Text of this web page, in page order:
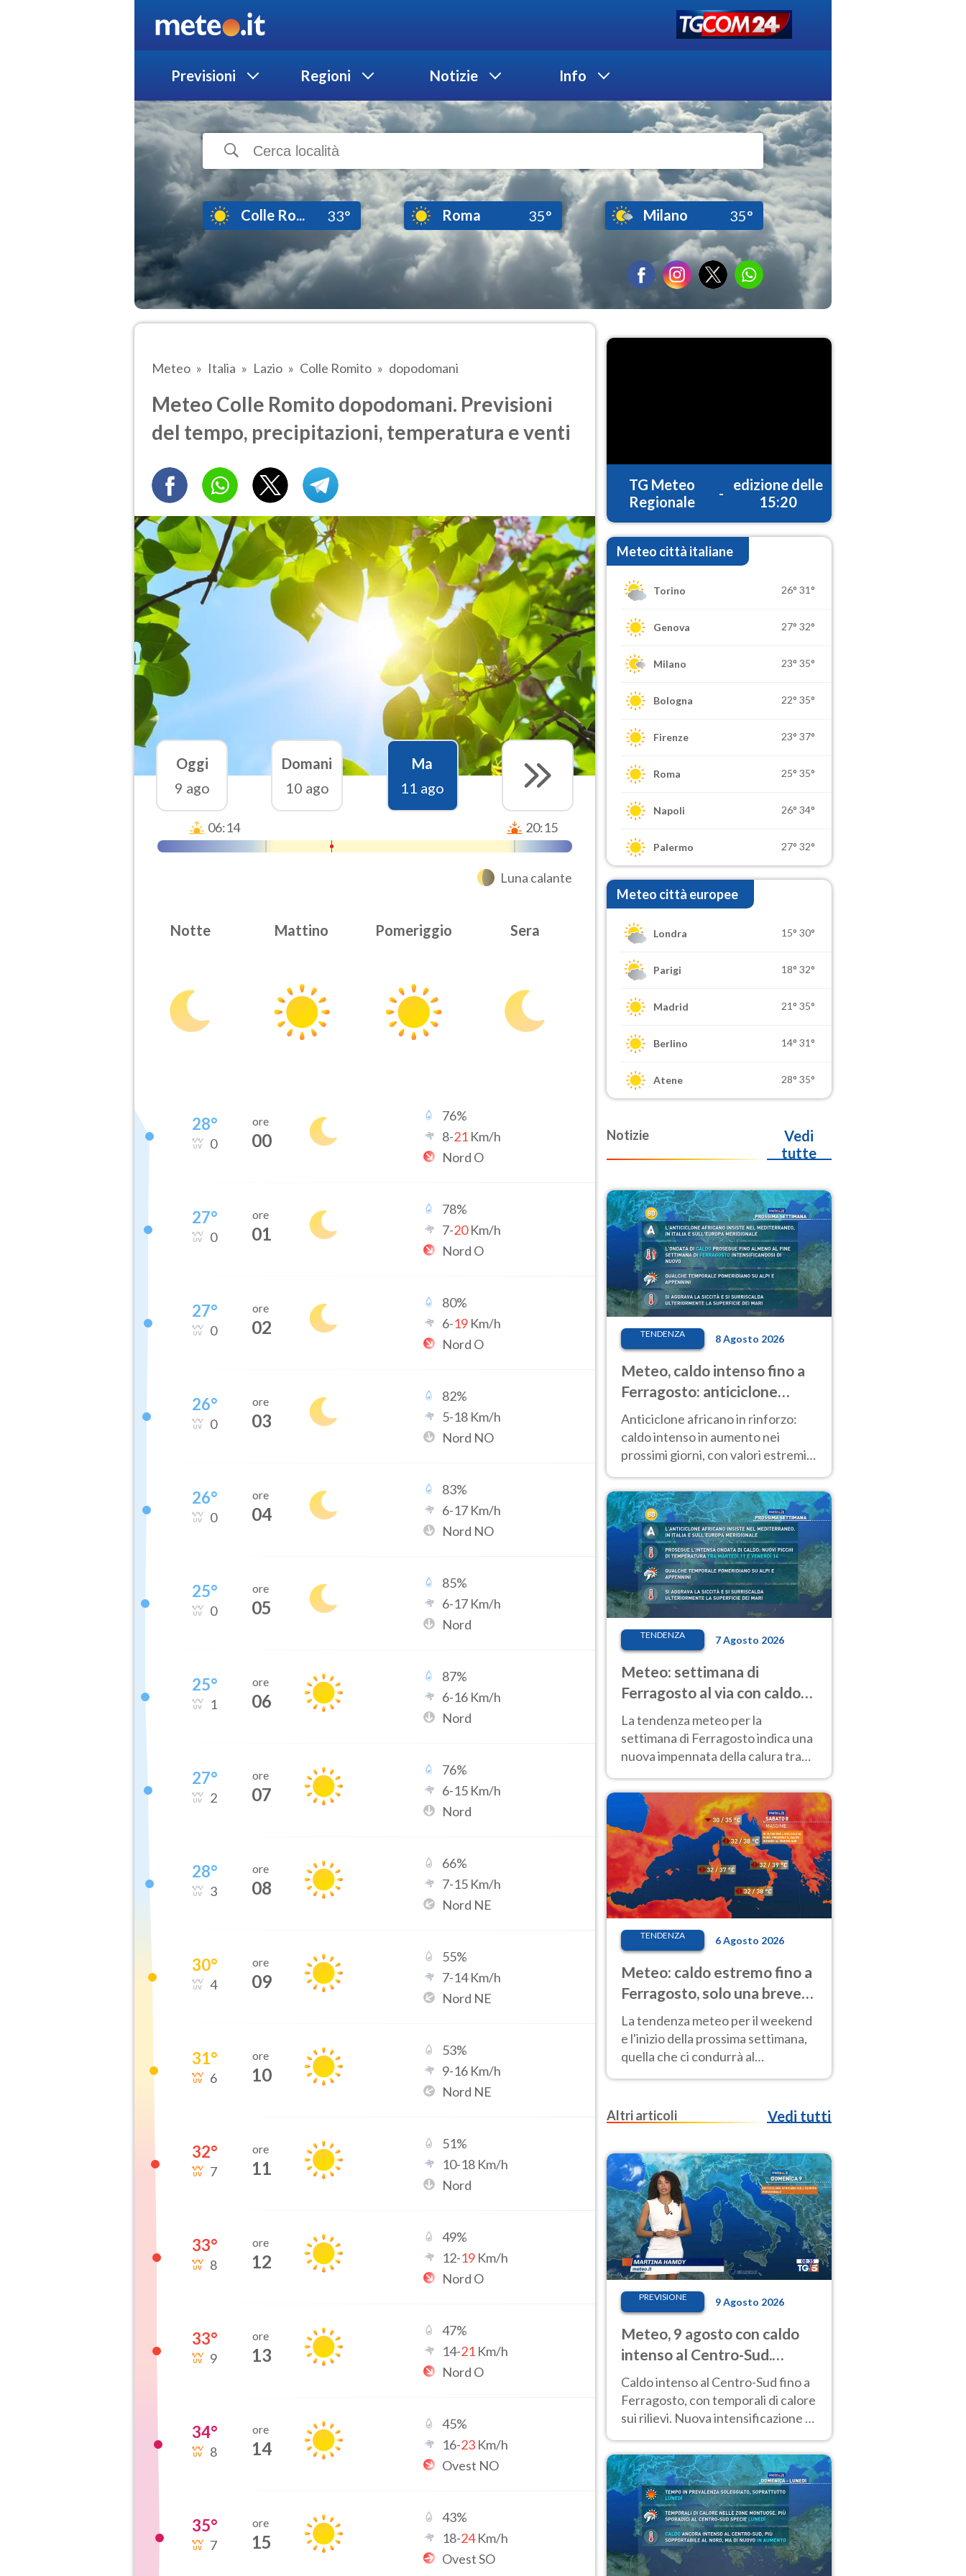
Previsioni Regioni Notizie Info
Colle Ro... 33° Roma 35° Milano 35°
Meteo Italia Lazio Colle Romito dopodomani
Meteo Colle Romito dopodomani. Previsioni
del tempo, precipitazioni, temperatura e venti
Oggi
9 ago
Domani
10 ago
Ma
11 ago
06:14 20:15
Luna calante
Notte Mattino Pomeriggio Sera
28°
0
ore
00
76%
8-21 Km/h
Nord O
27°
0
ore
01
78%
7-20Km/h
Nord O
27°
0
ore
02
80%
6-19 Km/h
Nord O
26°
0
ore
03
82%
5-18 Km/h
Nord NO
26°
0
ore
04
83%
6-17 Km/h
Nord NO
25°
0
ore
05
85%
6-17 Km/h
Nord
25°
1
ore
06
87%
6-16 Km/h
Nord
27°
2
ore
07
76%
6-15 Km/h
Nord
28°
3
ore
08
66%
7-15 Km/h
Nord NE
30°
4
ore
09
55%
7-14Km/h
Nord NE
31°
6
ore
10
53%
9-16 Km/h
Nord NE
32°
7
ore
11
51%
10-18 Km/h
Nord
33°
8
ore
12
49%
12-19 Km/h
Nord O
33°
9
ore
13
47%
14-21 Km/h
Nord O
34°
8
ore
14
45%
16-23 Km/h
Ovest NO
35°
7
ore
15
43%
18-24Km/h
Ovest SO
TG Meteo
Regionale
-
edizione delle
15:20
Meteo città italiane
Torino 26° 31°
Genova 27° 32°
Milano 23° 35°
Bologna 22° 35°
Firenze 23° 37°
Roma 25° 35°
Napoli 26° 34°
Palermo 27° 32°
Meteo città europee
Londra 15° 30°
Parigi 18° 32°
Madrid 21° 35°
Berlino 14° 31°
Atene 28° 35°
Notizie
Vedi
tutte
TENDENZA 8 Agosto 2026
Meteo, caldo intenso fino a
Ferragosto: anticiclone
africano ancora
protagonista
Anticiclone africano in rinforzo:
caldo intenso in aumento nei
prossimi giorni, con valori estremi
d’Italia
TENDENZA 7 Agosto 2026
Meteo: settimana di
Ferragosto al via con caldo
intenso e qualche temporale
La tendenza meteo per la
settimana di Ferragosto indica una
nuova impennata della calura tra
anche al Nord.
TENDENZA 6 Agosto 2026
Meteo: caldo estremo fino a
Ferragosto, solo una breve
pausa. Ecco dove
La tendenza meteo per il weekend
e l'inizio della prossima settimana,
quella che ci condurrà al
Ferragosto, vede ancora
Altri articoli
Vedi tutti
PREVISIONE 9 Agosto 2026
Meteo, 9 agosto con caldo
intenso al Centro-Sud.
Temporali sui rilievi
Caldo intenso al Centro-Sud fino a
Ferragosto, con temporali di calore
sui rilievi. Nuova intensificazione la
verso i 40 °C.